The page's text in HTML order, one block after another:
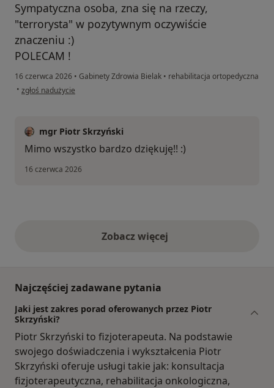
Sympatyczna osoba, zna się na rzeczy,
"terrorysta" w pozytywnym oczywiście
znaczeniu :)
POLECAM !
16 czerwca 2026 • Gabinety Zdrowia Bielak • rehabilitacja ortopedyczna
• w opinii użytkownika GK
zgłoś nadużycie
mgr Piotr Skrzyński
Mimo wszystko bardzo dziękuję!! :)
16 czerwca 2026
Zobacz więcejopinie powyżej
Najczęściej zadawane pytania
Jaki jest zakres porad oferowanych przez Piotr
Skrzyński?
Piotr Skrzyński to fizjoterapeuta. Na podstawie
swojego doświadczenia i wykształcenia Piotr
Skrzyński oferuje usługi takie jak: konsultacja
fizjoterapeutyczna, rehabilitacja onkologiczna,